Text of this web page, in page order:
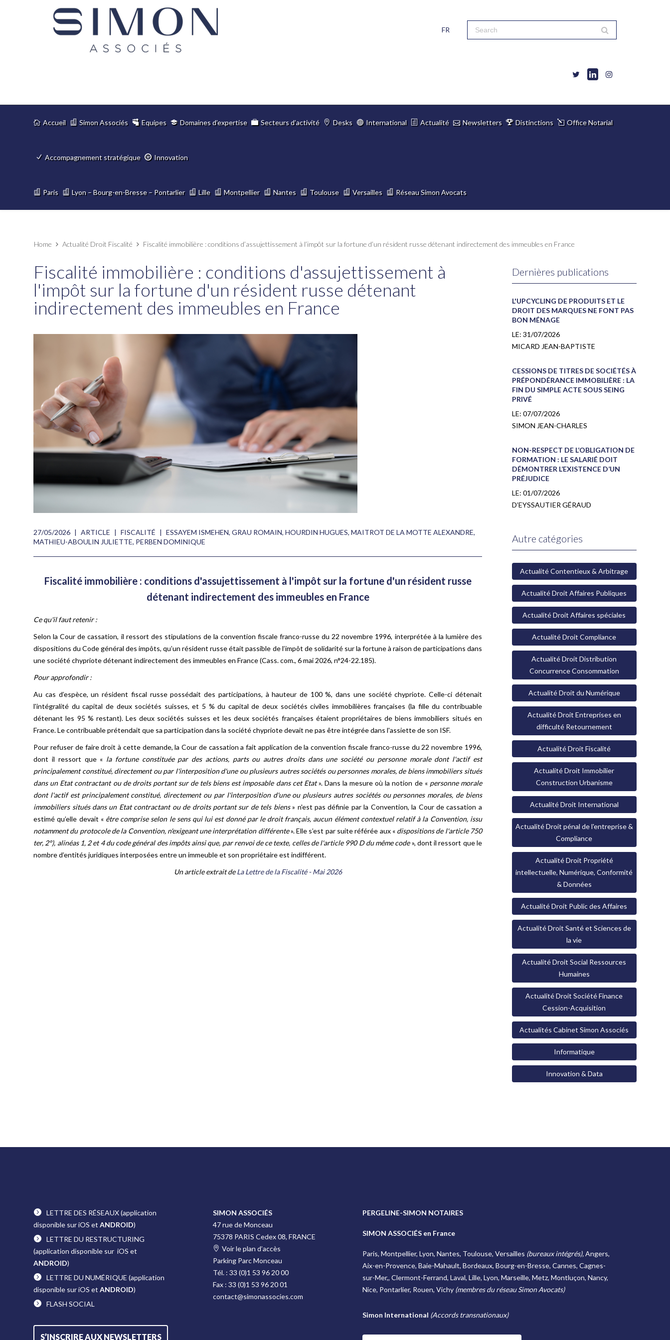
FR
Accueil Simon Associés Equipes Domaines d’expertise Secteurs d’activité Desks International Actualité Newsletters Distinctions Office Notarial
Accompagnement stratégique Innovation
Paris Lyon – Bourg-en-Bresse – Pontarlier Lille Montpellier Nantes Toulouse Versailles Réseau Simon Avocats
Home Actualité Droit Fiscalité Fiscalité immobilière : conditions d’assujettissement à l’impôt sur la fortune d’un résident russe détenant indirectement des immeubles en France
Fiscalité immobilière : conditions d'assujettissement à
l'impôt sur la fortune d'un résident russe détenant
indirectement des immeubles en France
27/05/2026 | ARTICLE | FISCALITÉ | ESSAYEM ISMEHEN,GRAU ROMAIN,HOURDIN HUGUES,MAITROT DE LA MOTTE ALEXANDRE,
MATHIEU-ABOULIN JULIETTE, PERBEN DOMINIQUE
Fiscalité immobilière : conditions d'assujettissement à l'impôt sur la fortune d'un résident russe
détenant indirectement des immeubles en France
Ce qu'il faut retenir :
Selon la Cour de cassation, il ressort des stipulations de la convention fiscale franco-russe du 22 novembre 1996, interprétée à la lumière des
dispositions du Code général des impôts, qu’un résident russe était passible de l’impôt de solidarité sur la fortune à raison de participations dans
une société chypriote détenant indirectement des immeubles en France (Cass. com., 6 mai 2026, n°24-22.185).
Pour approfondir :
Au cas d’espèce, un résident fiscal russe possédait des participations, à hauteur de 100 %, dans une société chypriote. Celle-ci détenait
l'intégralité du capital de deux sociétés suisses, et 5 % du capital de deux sociétés civiles immobilières françaises (la fille du contribuable
détenant les 95 % restant). Les deux sociétés suisses et les deux sociétés françaises étaient propriétaires de biens immobiliers situés en
France. Le contribuable prétendait que sa participation dans la société chypriote devait ne pas être intégrée dans l'assiette de son ISF.
Pour refuser de faire droit à cette demande, la Cour de cassation a fait application de la convention fiscale franco-russe du 22 novembre 1996,
dont il ressort que « la fortune constituée par des actions, parts ou autres droits dans une société ou personne morale dont l'actif est
principalement constitué, directement ou par l'interposition d'une ou plusieurs autres sociétés ou personnes morales, de biens immobiliers situés
dans un Etat contractant ou de droits portant sur de tels biens est imposable dans cet Etat». Dans la mesure où la notion de « personne morale
dont l'actif est principalement constitué, directement ou par l'interposition d'une ou plusieurs autres sociétés ou personnes morales, de biens
immobiliers situés dans un Etat contractant ou de droits portant sur de tels biens» n'est pas définie par la Convention, la Cour de cassation a
estimé qu’elle devait « être comprise selon le sens qui lui est donné par le droit français, aucun élément contextuel relatif à la Convention, issu
notamment du protocole de la Convention, n'exigeant une interprétation différente». Elle s’est par suite référée aux « dispositions de l'article 750
ter, 2°), alinéas 1, 2 et 4 du code général des impôts ainsi que, par renvoi de ce texte, celles de l'article 990 D du même code», dont il ressort que le
nombre d’entités juridiques interposées entre un immeuble et son propriétaire est indifférent.
Un article extrait deLa Lettre de la Fiscalité - Mai 2026
Dernières publications
L'UPCYCLING DE PRODUITS ET LE
DROIT DES MARQUES NE FONT PAS
BON MÉNAGE
LE: 31/07/2026
MICARD JEAN-BAPTISTE
CESSIONS DE TITRES DE SOCIÉTÉS À
PRÉPONDÉRANCE IMMOBILIÈRE : LA
FIN DU SIMPLE ACTE SOUS SEING
PRIVÉ
LE: 07/07/2026
SIMON JEAN-CHARLES
NON-RESPECT DE L’OBLIGATION DE
FORMATION : LE SALARIÉ DOIT
DÉMONTRER L’EXISTENCE D’UN
PRÉJUDICE
LE: 01/07/2026
D’EYSSAUTIER GÉRAUD
Autre catégories
Actualité Contentieux & Arbitrage
Actualité Droit Affaires Publiques
Actualité Droit Affaires spéciales
Actualité Droit Compliance
Actualité Droit Distribution
Concurrence Consommation
Actualité Droit du Numérique
Actualité Droit Entreprises en
difficulté Retournement
Actualité Droit Fiscalité
Actualité Droit Immobilier
Construction Urbanisme
Actualité Droit International
Actualité Droit pénal de l'entreprise &
Compliance
Actualité Droit Propriété
intellectuelle, Numérique, Conformité
& Données
Actualité Droit Public des Affaires
Actualité Droit Santé et Sciences de
la vie
Actualité Droit Social Ressources
Humaines
Actualité Droit Société Finance
Cession-Acquisition
Actualités Cabinet Simon Associés
Informatique
Innovation & Data
LETTRE DES RÉSEAUX(application
disponible sur iOS etANDROID)
LETTRE DU RESTRUCTURING
(application disponible sur iOS et
ANDROID)
LETTRE DU NUMÉRIQUE (application
disponible sur iOS etANDROID)
FLASH SOCIAL
S’INSCRIRE AUX NEWSLETTERS
SIMON ASSOCIÉS
47 rue de Monceau
75378 PARIS Cedex 08, FRANCE
Voir le plan d’accès
Parking Parc Monceau
Tél. :33 (0)1 53 96 20 00
Fax :33 (0)1 53 96 20 01
contact@simonassocies.com
PERGELINE-SIMON NOTAIRES
SIMON ASSOCIÉS en France
Paris, Montpellier, Lyon, Nantes, Toulouse, Versailles (bureaux intégrés),Angers,
Aix-en-Provence, Baie-Mahault, Bordeaux, Bourg-en-Bresse, Cannes, Cagnes-
sur-Mer,, Clermont-Ferrand, Laval, Lille, Lyon, Marseille, Metz, Montluçon, Nancy,
Nice, Pontarlier, Rouen, Vichy (membres du réseau Simon Avocats)
Simon International (Accords transnationaux)